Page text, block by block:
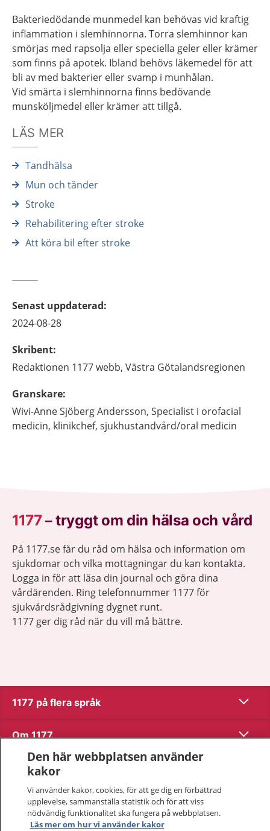
Bakteriedödande munmedel kan behövas vid kraftig
inflammation i slemhinnorna. Torra slemhinnor kan
smörjas med rapsolja eller speciella geler eller krämer
som finns på apotek. Ibland behövs läkemedel för att
bli av med bakterier eller svamp i munhålan.
Vid smärta i slemhinnorna finns bedövande
munsköljmedel eller krämer att tillgå.
LÄS MER
Tandhälsa
Mun och tänder
Stroke
Rehabilitering efter stroke
Att köra bil efter stroke
Senast uppdaterad:
2024-08-28
Skribent:
Redaktionen 1177 webb, Västra Götalandsregionen
Granskare:
Wivi-AnneSjöberg Andersson, Specialist i orofacial
medicin, klinikchef, sjukhustandvård/oral medicin
1177–tryggt om din hälsa och vård
På 1177.se får du råd om hälsa och information om
sjukdomar och vilka mottagningar du kan kontakta.
Logga in för att läsa din journal och göra dina
vårdärenden. Ring telefonnummer 1177 för
sjukvårdsrådgivning dygnet runt.
1177 ger dig råd när du vill må bättre.
1177 på flera språk Visa
Om 1177 Visa
Kontakt
Behandling av personuppgifter
Den här webbplatsen använder
kakor
Vi använder kakor, cookies, för att ge dig en förbättrad
upplevelse, sammanställa statistik och för att viss
nödvändig funktionalitet ska fungera på webbplatsen.
Läs mer om hur vi använder kakor